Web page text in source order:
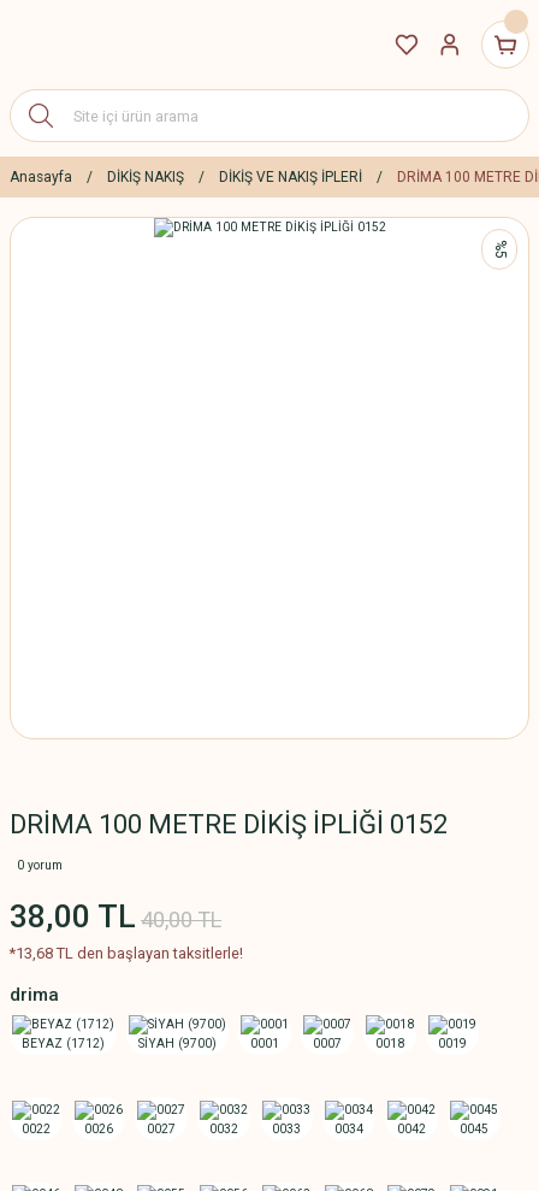
Anasayfa DİKİŞ NAKIŞ DİKİŞ VE NAKIŞ İPLERİ DRİMA 100 METRE
%5
DRİMA 100 METRE DİKİŞ İPLİĞİ 0152
0 yorum
38,00 TL 40,00 TL
*13,68 TL den başlayan taksitlerle!
drima